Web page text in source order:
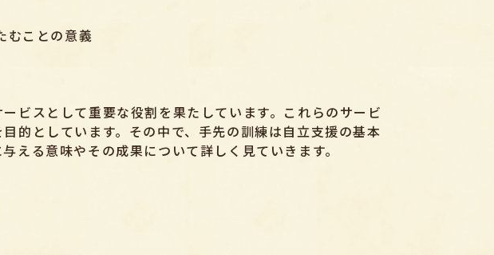
むことの意義
ビスとして重要な役割を果たしています。これらのサービ
的としています。その中で、手先の訓練は自立支援の基本
える意味やその成果について詳しく見ていきます。